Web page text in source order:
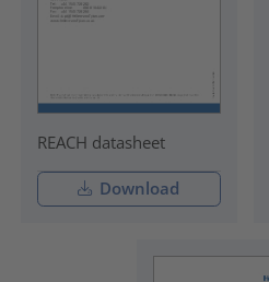
REACH datasheet
Download